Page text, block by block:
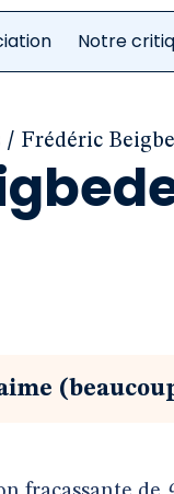
Notre
/ Frédéric